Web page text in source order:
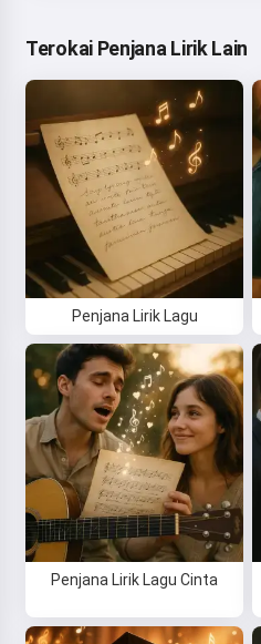
Terokai Penjana Lirik Lain
Penjana Lirik Lagu
Penjana Lirik Lagu Cinta